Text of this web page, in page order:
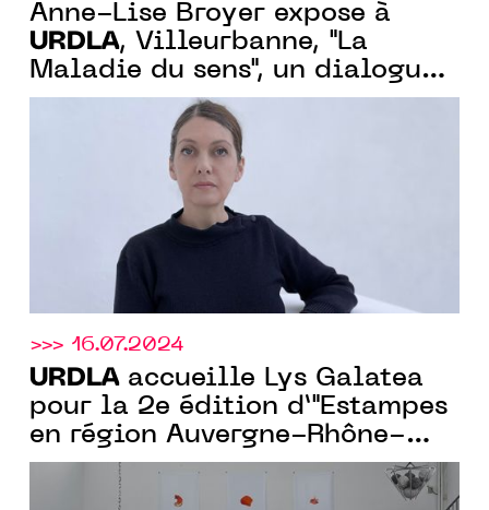
Anne-Lise Broyer expose à
URDLA, Villeurbanne, "La
Maladie du sens", un dialogue
entre gravure et photographie
>>> 16.07.2024
URDLAaccueille Lys Galatea
pour la 2e édition d’"Estampes
en région Auvergne-Rhône-
Alpes", avec le soutien de la
Région